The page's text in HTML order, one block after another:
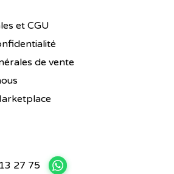
et CGU
de vente
27 75